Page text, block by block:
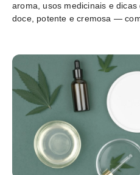
aroma, usos medicinais e
doce, potente e cremosa —